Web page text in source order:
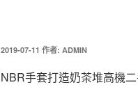
發
於
2019-07-11 作者: ADMIN
NBR手套打造奶茶堆高機